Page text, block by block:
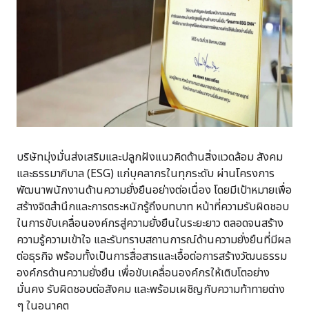
บริษัทมุ่งมั่นส่งเสริมและปลูกฝังแนวคิดด้านสิ่งแวดล้อม สังคม
และธรรมาภิบาล (ESG) แก่บุคลากรในทุกระดับ ผ่านโครงการ
พัฒนาพนักงานด้านความยั่งยืนอย่างต่อเนื่อง โดยมีเป้าหมายเพื่อ
สร้างจิตสำนึกและการตระหนักรู้ถึงบทบาท หน้าที่ความรับผิดชอบ
ในการขับเคลื่อนองค์กรสู่ความยั่งยืนในระยะยาว ตลอดจนสร้าง
ความรู้ความเข้าใจ และรับทราบสถานการณ์ด้านความยั่งยืนที่มีผล
ต่อธุรกิจ พร้อมทั้งเป็นการสื่อสารและเอื้อต่อการสร้างวัฒนธรรม
องค์กรด้านความยั่งยืน เพื่อขับเคลื่อนองค์กรให้เติบโตอย่าง
มั่นคง รับผิดชอบต่อสังคม และพร้อมเผชิญกับความท้าทายต่าง
ๆ ในอนาคต